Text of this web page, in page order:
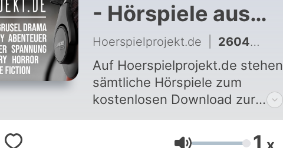
- Hörspiele aus
allen Genres
Hoerspielprojekt.de 2604 - Dunkelheit
Auf Hoerspielprojekt.de stehen
sämtliche Hörspiele zum
kostenlosen Download zur
Verfügung, alle Produktionen
entstehen in der
1